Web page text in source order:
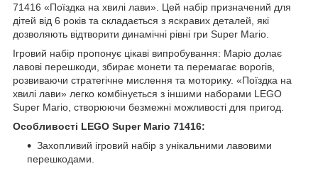
71416 «Поїздка на хвилі лави». Цей набір призначений для
дітей від 6 років та складається з яскравих деталей, які
дозволяють відтворити динамічні рівні гри Super Mario.
Ігровий набір пропонує цікаві випробування: Маріо долає
лавові перешкоди, збирає монети та перемагає ворогів,
розвиваючи стратегічне мислення та моторику. «Поїздка на
хвилі лави» легко комбінується з іншими наборами LEGO
Super Mario, створюючи безмежні можливості для пригод.
Особливості LEGO Super Mario 71416:
Захопливий ігровий набір з унікальними лавовими
перешкодами.